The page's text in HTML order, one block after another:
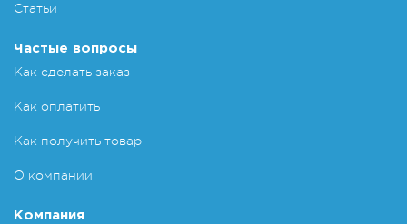
Статьи
Частые вопросы
Как сделать заказ
Как оплатить
Как получить товар
О компании
Компания